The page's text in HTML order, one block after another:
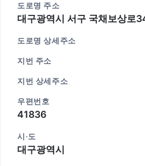
도로명 주소
대구광역시 서구 국채보상로
도로명 상세주소
지번 주소
지번 상세주소
우편번호
41836
시·도
대구광역시